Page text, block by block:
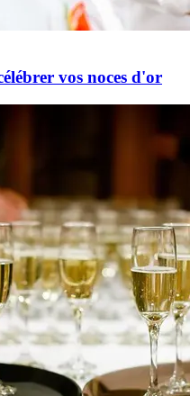
vos noces d'or